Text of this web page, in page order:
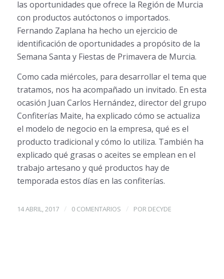
las oportunidades que ofrece la Región de Murcia
con productos autóctonos o importados.
Fernando Zaplana ha hecho un ejercicio de
identificación de oportunidades a propósito de la
Semana Santa y Fiestas de Primavera de Murcia.
Como cada miércoles, para desarrollar el tema que
tratamos, nos ha acompañado un invitado. En esta
ocasión Juan Carlos Hernández, director del grupo
Confiterías Maite, ha explicado cómo se actualiza
el modelo de negocio en la empresa, qué es el
producto tradicional y cómo lo utiliza. También ha
explicado qué grasas o aceites se emplean en el
trabajo artesano y qué productos hay de
temporada estos días en las confiterías.
14 ABRIL, 2017 / 0 COMENTARIOS / POR DECYDE